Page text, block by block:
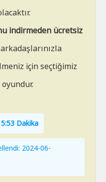
indirmeden ücretsiz
için seçtiğimiz
5:53 Dakika
2024-06-